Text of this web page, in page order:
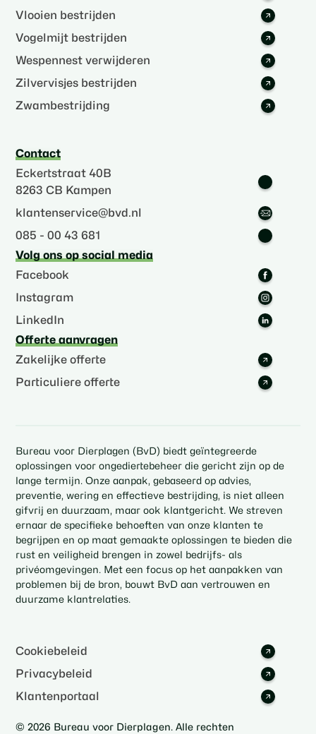
Vlooien bestrijden
Vogelmijt bestrijden
Wespennest verwijderen
Zilvervisjes bestrijden
Zwambestrijding
Contact
Eckertstraat 40B
8263 CB Kampen
klantenservice@bvd.nl
085 - 00 43 681
Volg ons op social media
Facebook
Instagram
LinkedIn
Offerte aanvragen
Zakelijke offerte
Particuliere offerte
Bureau voor Dierplagen (BvD) biedt geïntegreerde
oplossingen voor ongediertebeheer die gericht zijn op de
lange termijn. Onze aanpak, gebaseerd op advies,
preventie, wering en effectieve bestrijding, is niet alleen
gifvrij en duurzaam, maar ook klantgericht. We streven
ernaar de specifieke behoeften van onze klanten te
begrijpen en op maat gemaakte oplossingen te bieden die
rust en veiligheid brengen in zowel bedrijfs- als
privéomgevingen. Met een focus op het aanpakken van
problemen bij de bron, bouwt BvD aan vertrouwen en
duurzame klantrelaties.
Cookiebeleid
Privacybeleid
Klantenportaal
© 2026 Bureau voor Dierplagen. Alle rechten